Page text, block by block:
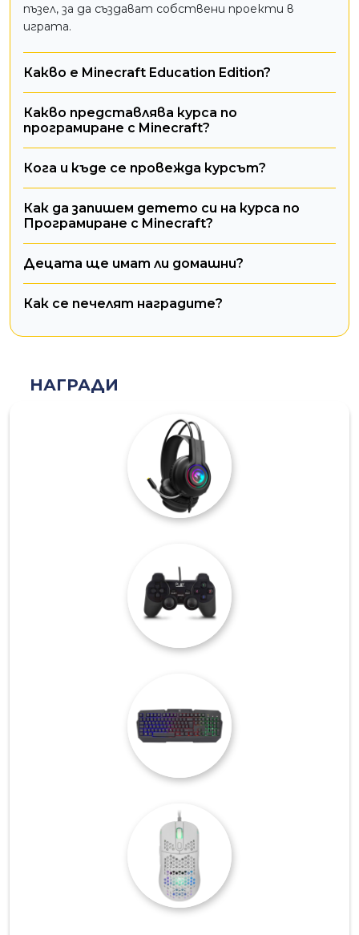
пъзел, за да създават собствени проекти в
играта.
Какво е Minecraft Education Edition?
Какво представлява курса по
програмиране с Minecraft?
Кога и къде се провежда курсът?
Как да запишем детето си на курса по
Програмиране с Minecraft?
Децата ще имат ли домашни?
Как се печелят наградите?
НАГРАДИ